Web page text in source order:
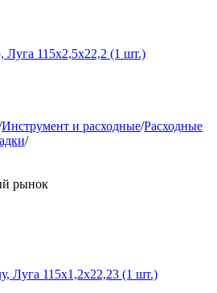
115х2,5х22,2 (1 шт.)
Инструмент и расходные/Расходные
/
рынок
Луга 115х1,2х22,23 (1 шт.)